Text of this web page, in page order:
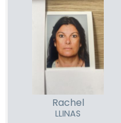
Rachel
LLINAS